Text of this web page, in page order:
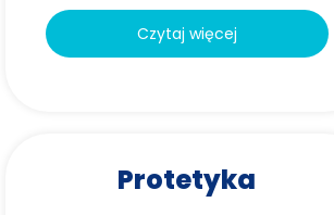
Czytaj więcej
Protetyka